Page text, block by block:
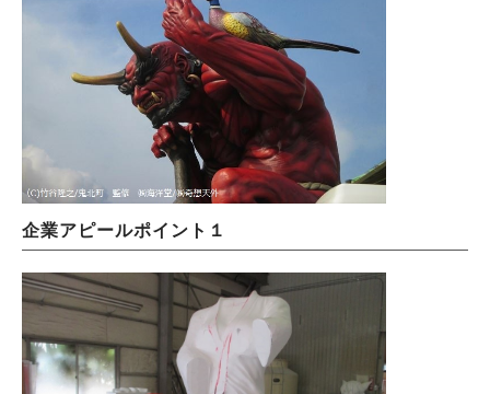
企業アピールポイント１